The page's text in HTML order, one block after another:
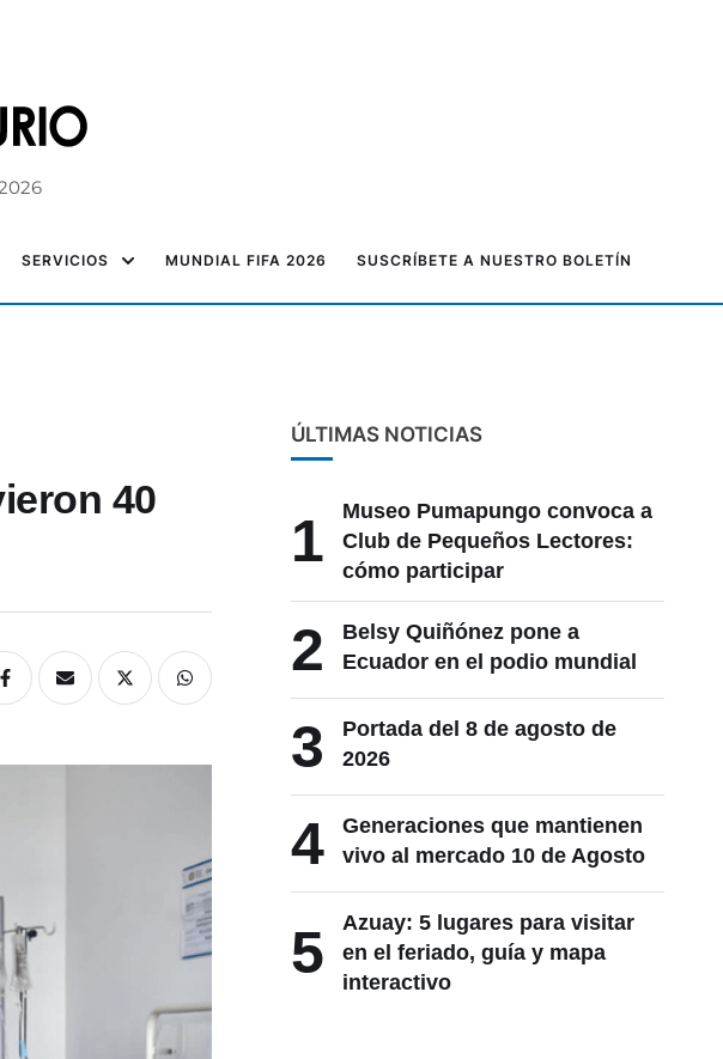
SERVICIOS MUNDIAL FIFA 2026 SUSCRÍBETE A NUESTRO BOLETÍN
40
ÚLTIMAS NOTICIAS
1
Museo Pumapungo convoca a
Club de Pequeños Lectores:
cómo participar
2
Belsy Quiñónez pone a
Ecuador en el podio mundial
3
Portada del 8 de agosto de
2026
4
Generaciones que mantienen
vivo al mercado 10 de Agosto
5
Azuay: 5 lugares para visitar
en el feriado, guía y mapa
interactivo